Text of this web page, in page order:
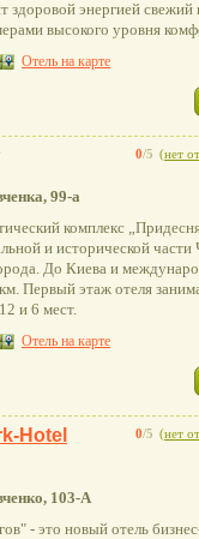
здоровой энергией свежий
высокого уровня
Отель на карте
0/5 (нет
99-а
комплекс
и исторической
До Киева и
Первый этаж отеля
и 6 мест.
Отель на карте
0/5 (нет
Hotel
103-А
- это новый отель